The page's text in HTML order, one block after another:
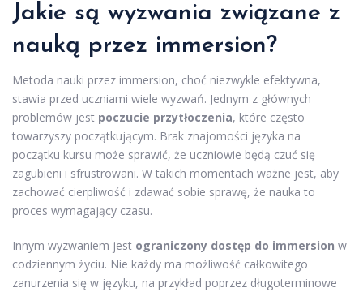
Jakie są wyzwania związane z
nauką przez immersion?
Metoda nauki przez immersion, choć niezwykle efektywna,
stawia przed uczniami wiele wyzwań. Jednym z głównych
problemów jest poczucie przytłoczenia, które często
towarzyszy początkującym. Brak znajomości języka na
początku kursu może sprawić, że uczniowie będą czuć się
zagubieni i sfrustrowani. W takich momentach ważne jest, aby
zachować cierpliwość i zdawać sobie sprawę, że nauka to
proces wymagający czasu.
Innym wyzwaniem jest ograniczony dostęp do immersion w
codziennym życiu. Nie każdy ma możliwość całkowitego
zanurzenia się w języku, na przykład poprzez długoterminowe